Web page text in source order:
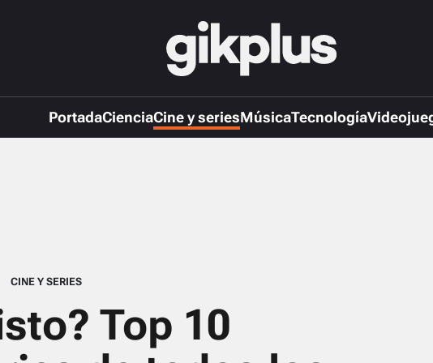
PortadaCienciaCine y seriesMúsicaTecnología
CINE Y SERIES
Top 10